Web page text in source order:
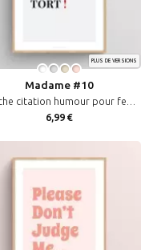
PLUS DE VERSIONS
Madame #10
6,99 €